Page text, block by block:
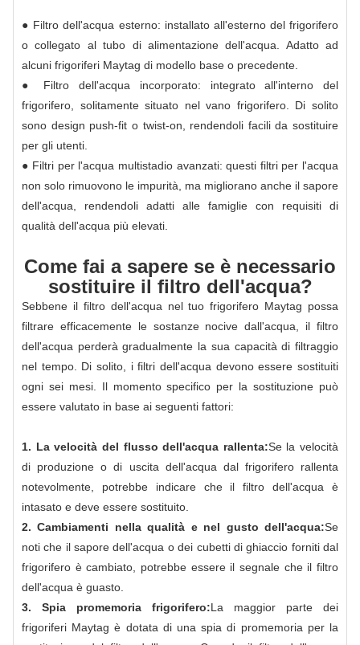
● Filtro dell'acqua esterno: installato all'esterno del frigorifero
o collegato al tubo di alimentazione dell'acqua. Adatto ad
alcuni frigoriferi Maytag di modello base o precedente.
● Filtro dell'acqua incorporato: integrato all'interno del
frigorifero, solitamente situato nel vano frigorifero. Di solito
sono design push-fit o twist-on, rendendoli facili da sostituire
per gli utenti.
● Filtri per l'acqua multistadio avanzati: questi filtri per l'acqua
non solo rimuovono le impurità, ma migliorano anche il sapore
dell'acqua, rendendoli adatti alle famiglie con requisiti di
qualità dell'acqua più elevati.
Come fai a sapere se è necessario
sostituire il filtro dell'acqua?
Sebbene il filtro dell'acqua nel tuo frigorifero Maytag possa
filtrare efficacemente le sostanze nocive dall'acqua, il filtro
dell'acqua perderà gradualmente la sua capacità di filtraggio
nel tempo. Di solito, i filtri dell'acqua devono essere sostituiti
ogni sei mesi. Il momento specifico per la sostituzione può
essere valutato in base ai seguenti fattori:
1. La velocità del flusso dell'acqua rallenta:Se la velocità
di produzione o di uscita dell'acqua dal frigorifero rallenta
notevolmente, potrebbe indicare che il filtro dell'acqua è
intasato e deve essere sostituito.
2. Cambiamenti nella qualità e nel gusto dell'acqua:Se
noti che il sapore dell'acqua o dei cubetti di ghiaccio forniti dal
frigorifero è cambiato, potrebbe essere il segnale che il filtro
dell'acqua è guasto.
3. Spia promemoria frigorifero:La maggior parte dei
frigoriferi Maytag è dotata di una spia di promemoria per la